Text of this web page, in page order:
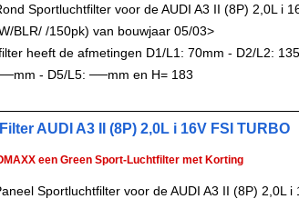
Sportluchtfilter voor de AUDI A3 II (8P) 2,0L i
BLR/ /150pk) van bouwjaar 05/03>
heeft de afmetingen D1/L1: 70mm - D2/L2:
- D5/L5: ──mm en H= 183
AUDI A3 II (8P) 2,0L i 16V FSI TURBO
een Green Sport-Luchtfilter met Korting
Sportluchtfilter voor de AUDI A3 II (8P) 2,0L i